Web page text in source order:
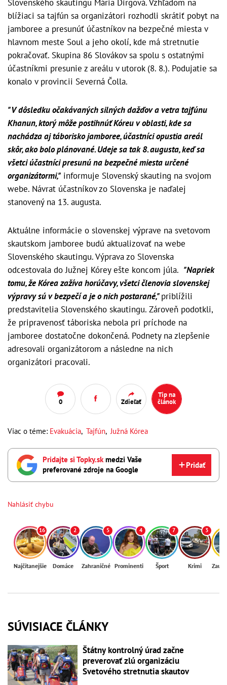
Slovenského skautingu Mária Dirgová. Vzhľadom na
blížiaci sa tajfún sa organizátori rozhodli skrátiť pobyt na
jamboree a presunúť účastníkov na bezpečné miesta v
hlavnom meste Soul a jeho okolí, kde má stretnutie
pokračovať. Skupina 86 Slovákov sa spolu s ostatnými
účastníkmi presunie z areálu v utorok (8. 8.). Podujatie sa
konalo v provincii Severná Čolla.
"V dôsledku očakávaných silných dažďov a vetra tajfúnu
Khanun, ktorý môže postihnúť Kóreu v oblasti, kde sa
nachádza aj táborisko jamboree, účastníci opustia areál
skôr, ako bolo plánované. Udeje sa tak 8. augusta, keď sa
všetci účastníci presunú na bezpečné miesta určené
organizátormi," informuje Slovenský skauting na svojom
webe. Návrat účastníkov zo Slovenska je naďalej
stanovený na 13. augusta.
Aktuálne informácie o slovenskej výprave na svetovom
skautskom jamboree budú aktualizovať na webe
Slovenského skautingu. Výprava zo Slovenska
odcestovala do Južnej Kórey ešte koncom júla. "Napriek
tomu, že Kórea zažíva horúčavy, všetci členovia slovenskej
výpravy sú v bezpečí a je o nich postarané,"priblížili
predstavitelia Slovenského skautingu. Zároveň podotkli,
že pripravenosť táboriska nebola pri príchode na
jamboree dostatočne dokončená. Podnety na zlepšenie
adresovali organizátorom a následne na nich
organizátori pracovali.
0 Zdieľať
Tip na
článok
Viac o téme: Evakuácia, Tajfún,Južná Kórea
Pridajte si Topky.skmedzi Vaše
preferované zdroje na Google
Pridať
Nahlásiť chybu
16
Najčítanejšie
2
Domáce
5
Zahraničné
4
Prominenti
7
Šport
3
Krimi
SÚVISIACE ČLÁNKY
Štátny kontrolný úrad začne
preverovať zlú organizáciu
Svetového stretnutia skautov